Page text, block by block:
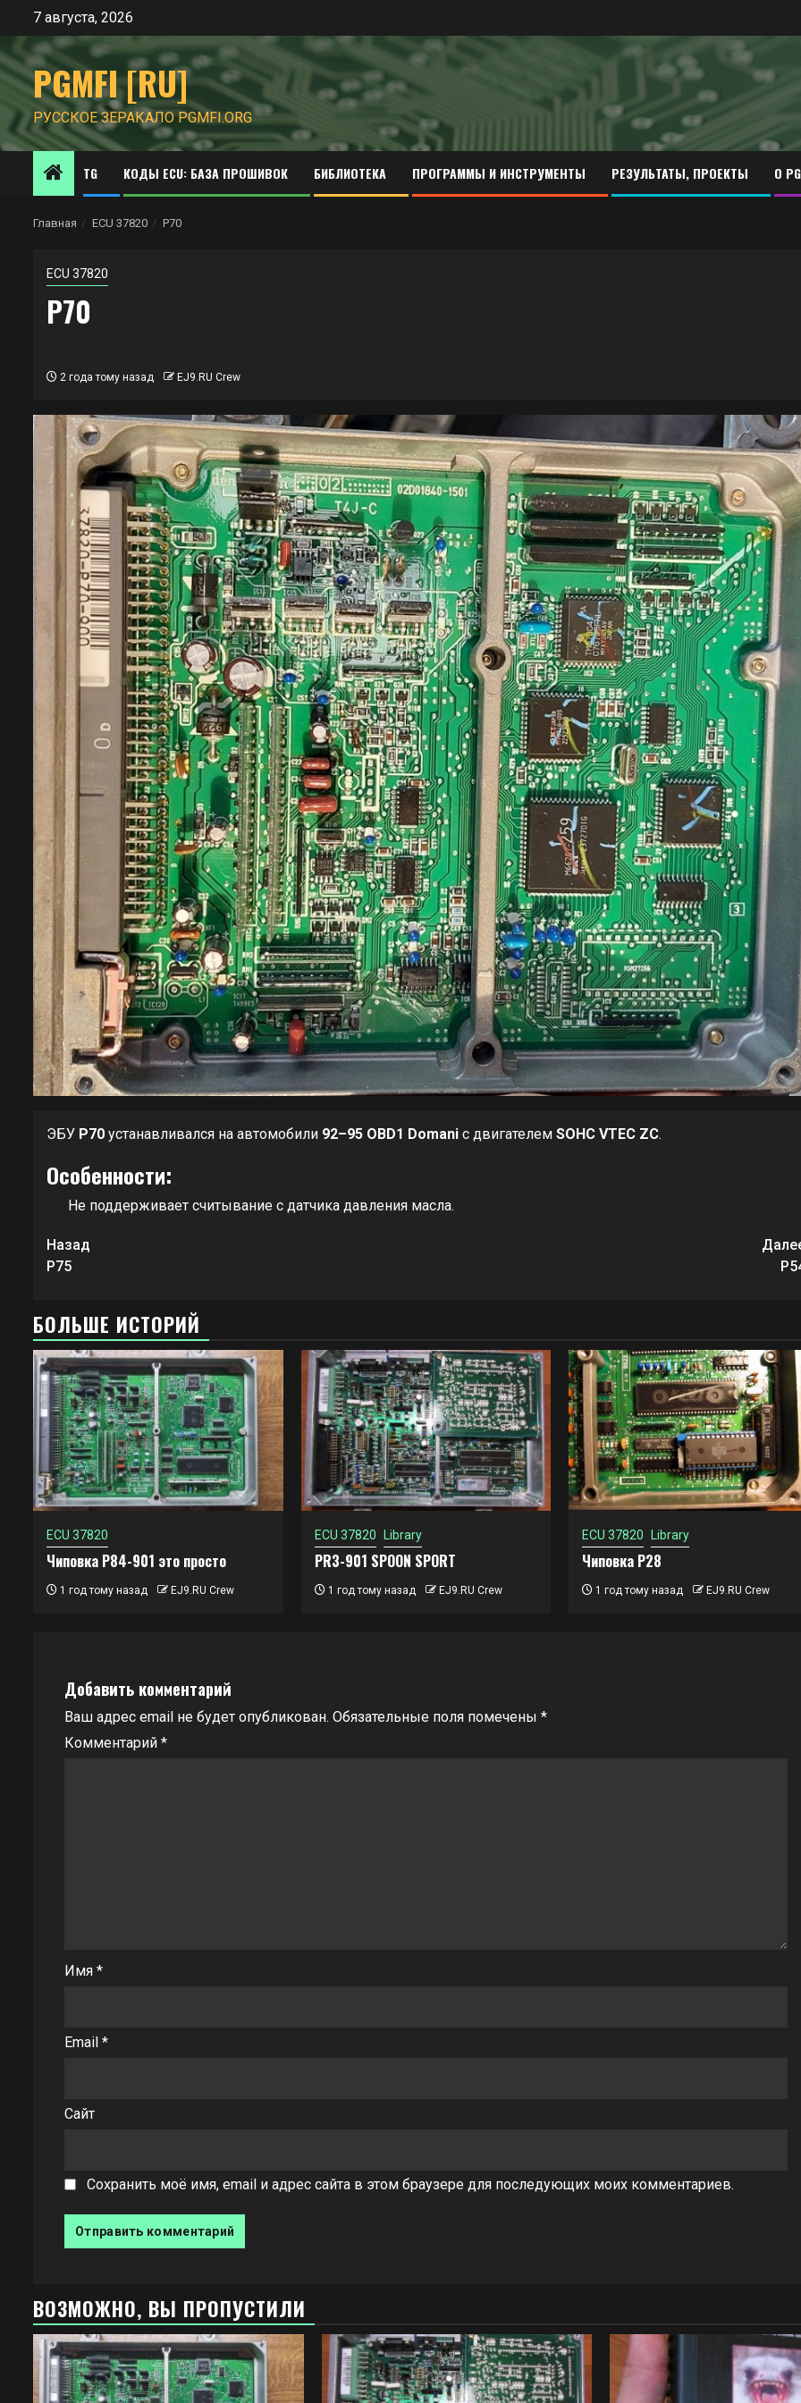
Перейти
содержимому
7 августа, 2026
PGMFI [RU]
РУССКОЕ ЗЕРАКАЛО PGMFI.ORG
TG КОДЫ ECU: БАЗА ПРОШИВОК БИБЛИОТЕКА ПРОГРАММЫ И ИНСТРУМЕНТЫ РЕЗУЛЬТАТЫ, ПРОЕКТЫ О
Главная ECU 37820 P70
ECU 37820
P70
2 года тому назад EJ9.RU Crew
ЭБУ P70 устанавливался на автомобили 92–95 OBD1 Domani с двигателем SOHC VTEC ZC.
Особенности:
Не поддерживает считывание с датчика давления масла.
Продолжить
чтение
Назад
P75
БОЛЬШЕ ИСТОРИЙ
ECU 37820
Чиповка P84-901 это просто
1 год тому назад EJ9.RU Crew
ECU 37820 Library
PR3-901 SPOON SPORT
1 год тому назад EJ9.RU Crew
ECU 37820 Library
Чиповка P28
1 год тому назад EJ9.RU Crew
Добавить комментарий
Ваш адрес email не будет опубликован. Обязательные поля помечены *
Комментарий *
Имя *
Email *
Сайт
Сохранить моё имя, email и адрес сайта в этом браузере для последующих моих комментариев.
ВОЗМОЖНО, ВЫ ПРОПУСТИЛИ